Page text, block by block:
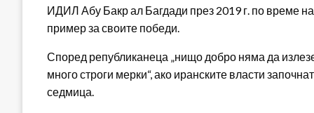
ИДИЛ Абу Бакр ал Багдади през 2019 г. по време
пример за своите победи.
Според републиканеца „нищо добро няма да
много строги мерки“, ако иранските власти
седмица.